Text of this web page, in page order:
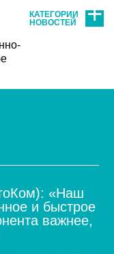
КАТЕГОРИИ
НОВОСТЕЙ
«Наш
и быстрое
важнее,